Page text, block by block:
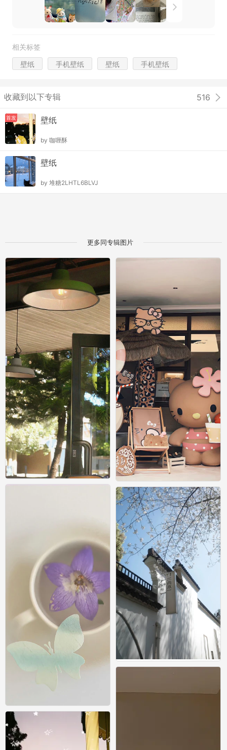
相关标签
壁纸 手机壁纸 壁纸 手机壁纸
收藏到以下专辑 516
首发 壁纸
by 咖喱酥
壁纸
by 堆糖2LHTL6BLVJ
更多同专辑图片
壁纸
0
壁纸
壁纸
0